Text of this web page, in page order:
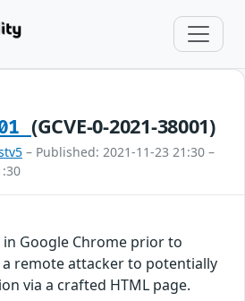
(GCVE-0-2021-38001)
– Published: 2021-11-23 21:30 –
Google Chrome prior to
a remote attacker to potentially
via a crafted HTML page.